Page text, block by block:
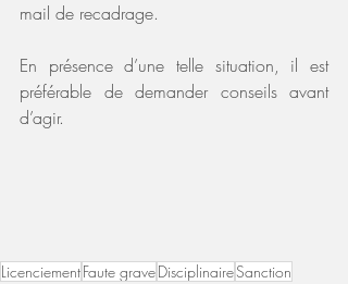
mail de recadrage.
En présence d’une telle situation, il est
préférable de demander conseils avant
d’agir.
LicenciementFaute graveDisciplinaireSanction